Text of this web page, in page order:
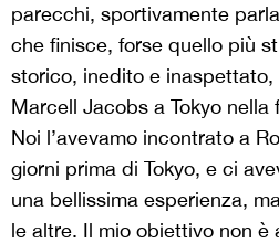
parecchi, sportivamente
che finisce, forse quello più
storico, inedito e
Marcell Jacobs a Tokyo nella
Noi l’avevamo incontrato a
giorni prima di Tokyo, e ci
una bellissima esperienza,
le altre. Il mio obiettivo non è